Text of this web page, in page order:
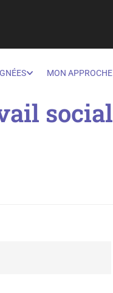
MON APPROCHE
social